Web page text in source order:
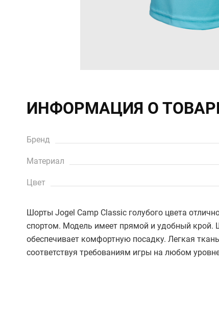
ИНФОРМАЦИЯ О
Бренд
Материал
Цвет
Шорты Jogel Camp Classic голубого цвета
спортом. Модель имеет прямой и удобный крой.
обеспечивает комфортную посадку. Легкая
соответствуя требованиям игры на любом